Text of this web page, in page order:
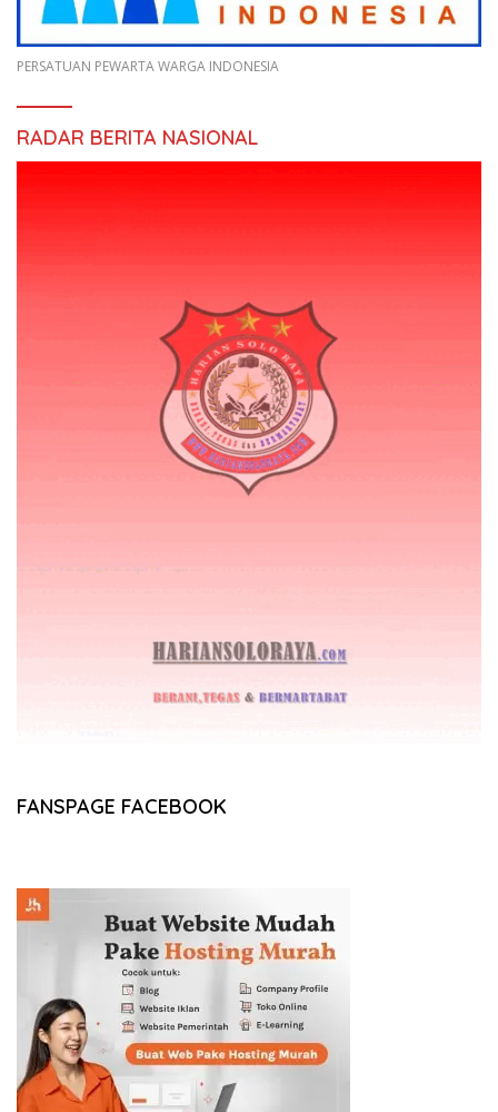
PERSATUAN PEWARTA WARGA INDONESIA
RADAR BERITA NASIONAL
FANSPAGE FACEBOOK